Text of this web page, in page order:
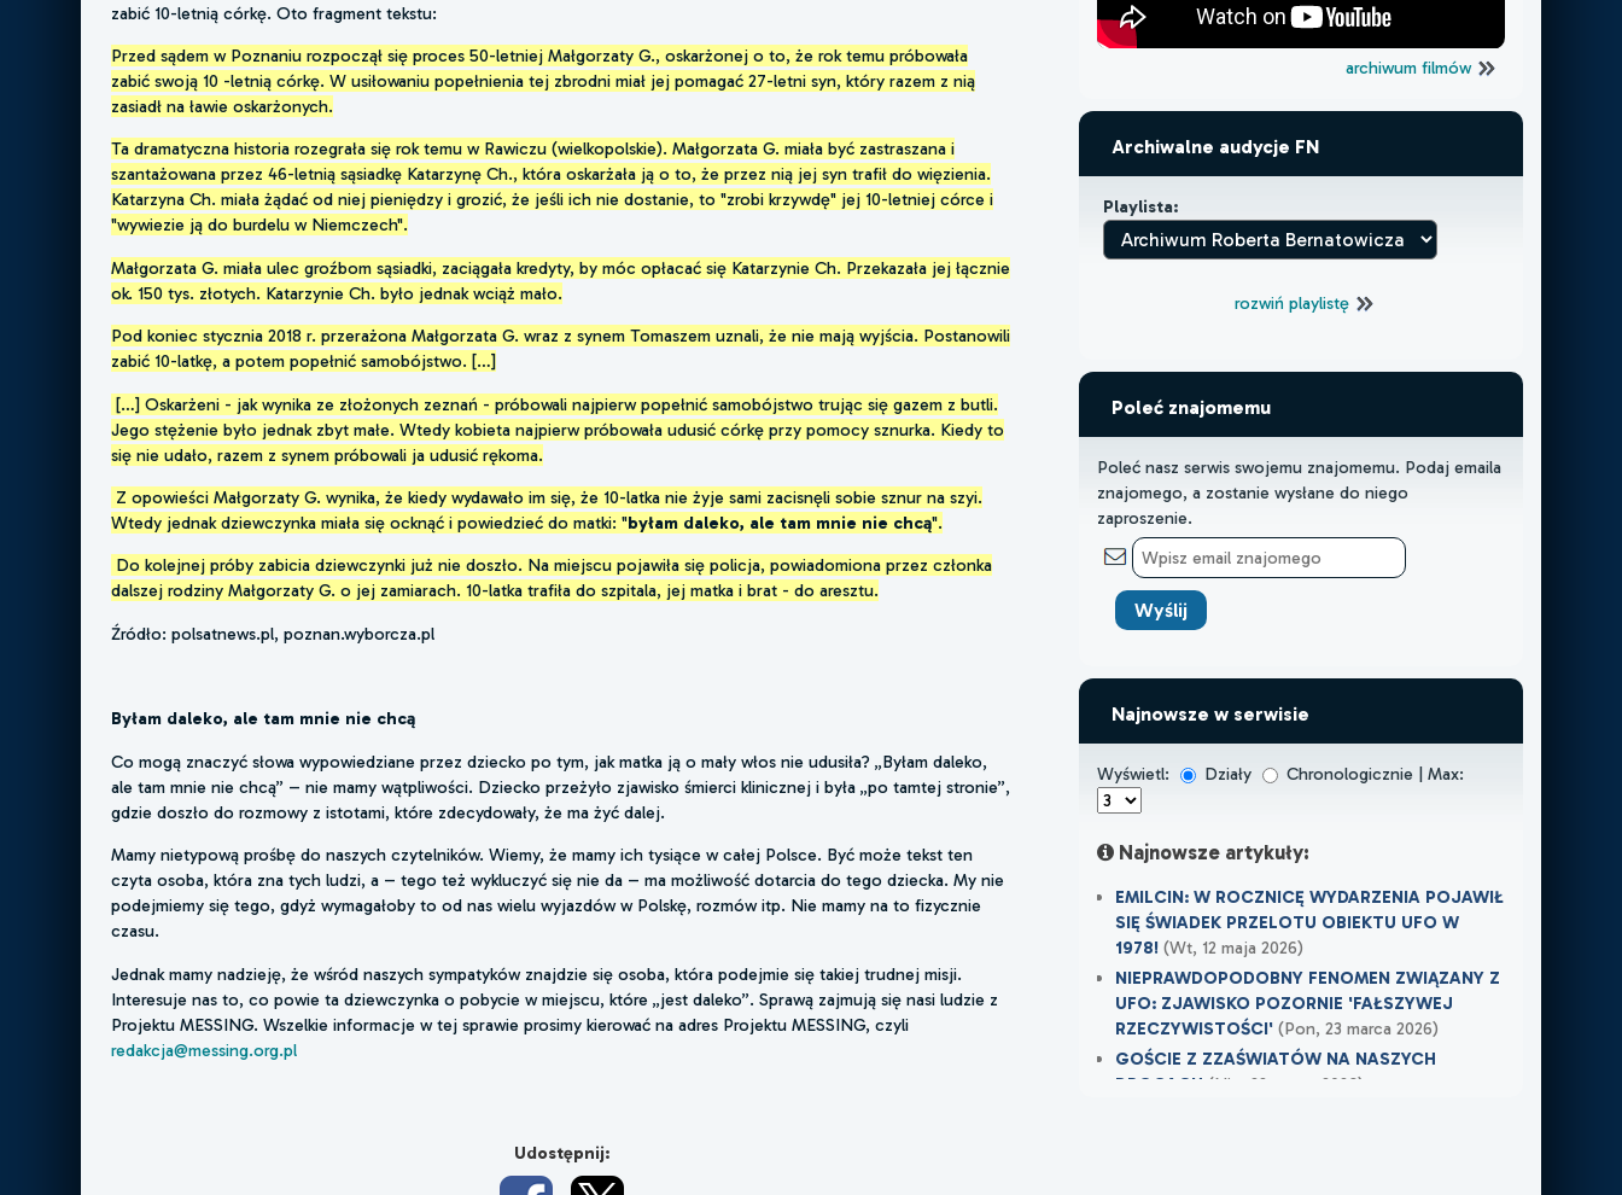
zabić 10-letnią córkę. Oto fragment tekstu:
Przed sądem w Poznaniu rozpoczął się proces 50-letniej Małgorzaty G., oskarżonej o to, że rok temu próbowała
zabić swoją 10 -letnią córkę. W usiłowaniu popełnienia tej zbrodni miał jej pomagać 27-letni syn, który razem z nią
zasiadł na ławie oskarżonych.
Ta dramatyczna historia rozegrała się rok temu w Rawiczu (wielkopolskie). Małgorzata G. miała być zastraszana i
szantażowana przez 46-letnią sąsiadkę Katarzynę Ch., która oskarżała ją o to, że przez nią jej syn trafił do więzienia.
Katarzyna Ch. miała żądać od niej pieniędzy i grozić, że jeśli ich nie dostanie, to "zrobi krzywdę" jej 10-letniej córce i
"wywiezie ją do burdelu w Niemczech".
Małgorzata G. miała ulec groźbom sąsiadki, zaciągała kredyty, by móc opłacać się Katarzynie Ch. Przekazała jej łącznie
ok. 150 tys. złotych. Katarzynie Ch. było jednak wciąż mało.
Pod koniec stycznia 2018 r. przerażona Małgorzata G. wraz z synem Tomaszem uznali, że nie mają wyjścia. Postanowili
zabić 10-latkę, a potem popełnić samobójstwo. […]
[…] Oskarżeni - jak wynika ze złożonych zeznań - próbowali najpierw popełnić samobójstwo trując się gazem z butli.
Jego stężenie było jednak zbyt małe. Wtedy kobieta najpierw próbowała udusić córkę przy pomocy sznurka. Kiedy to
się nie udało, razem z synem próbowali ja udusić rękoma.
Z opowieści Małgorzaty G. wynika, że kiedy wydawało im się, że 10-latka nie żyje sami zacisnęli sobie sznur na szyi.
Wtedy jednak dziewczynka miała się ocknąć i powiedzieć do matki: "byłam daleko, ale tam mnie nie chcą".
Do kolejnej próby zabicia dziewczynki już nie doszło. Na miejscu pojawiła się policja, powiadomiona przez członka
dalszej rodziny Małgorzaty G. o jej zamiarach. 10-latka trafiła do szpitala, jej matka i brat - do aresztu.
Źródło: polsatnews.pl, poznan.wyborcza.pl
Byłam daleko, ale tam mnie nie chcą
Co mogą znaczyć słowa wypowiedziane przez dziecko po tym, jak matka ją o mały włos nie udusiła? „Byłam daleko,
ale tam mnie nie chcą” – nie mamy wątpliwości. Dziecko przeżyło zjawisko śmierci klinicznej i była „po tamtej stronie”,
gdzie doszło do rozmowy z istotami, które zdecydowały, że ma żyć dalej.
Mamy nietypową prośbę do naszych czytelników. Wiemy, że mamy ich tysiące w całej Polsce. Być może tekst ten
czyta osoba, która zna tych ludzi, a – tego też wykluczyć się nie da – ma możliwość dotarcia do tego dziecka. My nie
podejmiemy się tego, gdyż wymagałoby to od nas wielu wyjazdów w Polskę, rozmów itp. Nie mamy na to fizycznie
czasu.
Jednak mamy nadzieję, że wśród naszych sympatyków znajdzie się osoba, która podejmie się takiej trudnej misji.
Interesuje nas to, co powie ta dziewczynka o pobycie w miejscu, które „jest daleko”. Sprawą zajmują się nasi ludzie z
Projektu MESSING. Wszelkie informacje w tej sprawie prosimy kierować na adres Projektu MESSING, czyli
redakcja@messing.org.pl
Udostępnij:
archiwum filmów
Archiwalne audycje FN
Playlista:
rozwiń playlistę
Poleć znajomemu
Poleć nasz serwis swojemu znajomemu. Podaj emaila
znajomego, a zostanie wysłane do niego
zaproszenie.
Najnowsze w serwisie
Wyświetl: Działy Chronologicznie | Max:
Najnowsze artykuły:
EMILCIN: W ROCZNICĘ WYDARZENIA POJAWIŁ
SIĘ ŚWIADEK PRZELOTU OBIEKTU UFO W
1978!(Wt, 12 maja 2026)
NIEPRAWDOPODOBNY FENOMEN ZWIĄZANY Z
UFO: ZJAWISKO POZORNIE 'FAŁSZYWEJ
RZECZYWISTOŚCI'(Pon, 23 marca 2026)
GOŚCIE Z ZZAŚWIATÓW NA NASZYCH
DROGACH (Nie, 22 marca 2026)